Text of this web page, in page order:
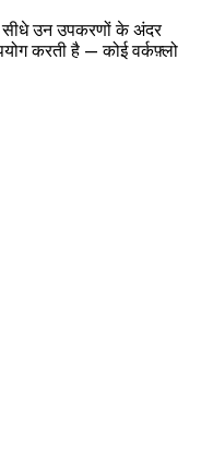
उन उपकरणों के अंदर
करती है — कोई वर्कफ़्लो